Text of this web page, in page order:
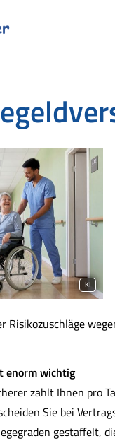
KI
Risikozuschläge
enorm wichtig
zahlt Ihnen pro
Sie bei
gestaffelt,